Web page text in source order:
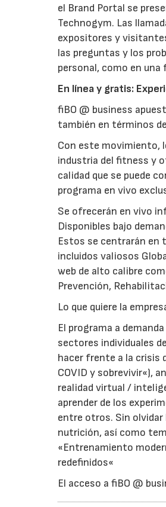
el Brand Portal se
Technogym. Las
expositores y
las preguntas y los
personal, como en
En línea y gratis:
fiBO @ business
también en términos
Con este movimiento,
industria del fitness y
calidad que se puede
programa en vivo
Se ofrecerán en vivo
Disponibles bajo
Estos se centrarán en
incluidos valiosos
web de alto calibre
Prevención,
Lo que quiere la
El programa a
sectores individuales
hacer frente a la crisis
COVID y sobrevivir«),
realidad virtual /
aprender de los
entre otros. Sin
nutrición, así como
«Entrenamiento
redefinidos«
El acceso a fiBO @